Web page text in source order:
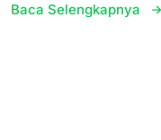
Baca Selengkapnya